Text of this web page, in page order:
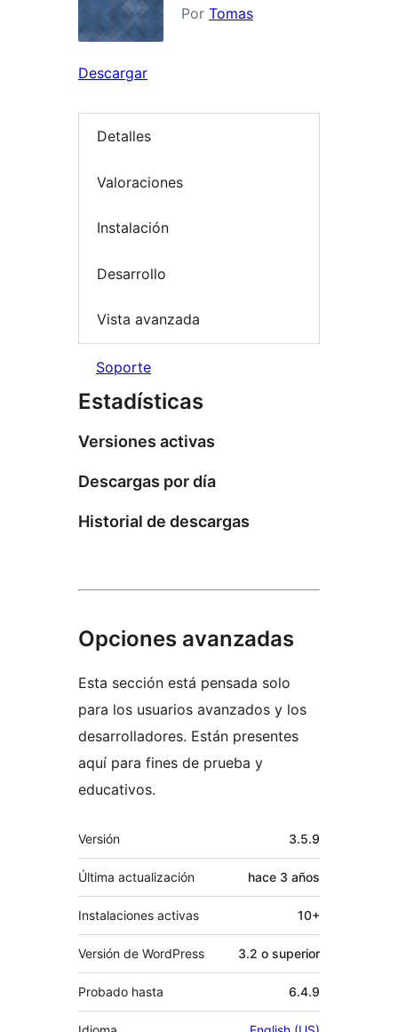
Por Tomas
Descargar
Detalles
Valoraciones
Instalación
Desarrollo
Vista avanzada
Soporte
Estadísticas
Versiones activas
Descargas por día
Historial de descargas
Opciones avanzadas
Esta sección está pensada solo
para los usuarios avanzados y los
desarrolladores. Están presentes
aquí para fines de prueba y
educativos.
Meta
Versión 3.5.9
Última actualización hace 3 años
Instalaciones activas 10+
Versión de WordPress 3.2 o superior
Probado hasta 6.4.9